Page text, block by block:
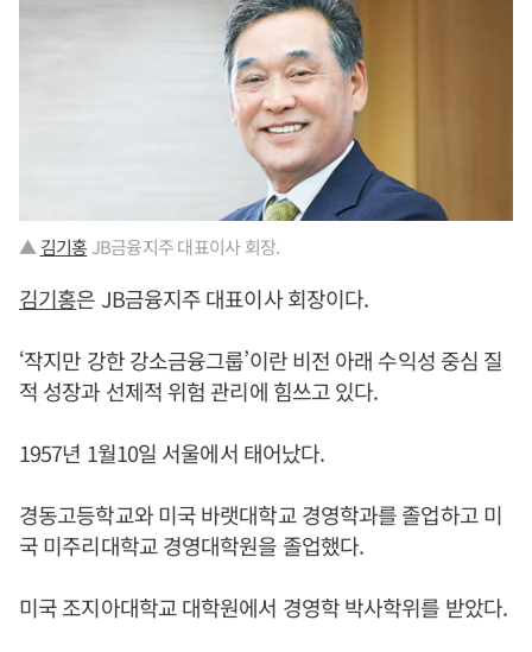
▲ 김기홍 JB금융지주 대표이사 회장.
김기홍은 JB금융지주 대표이사 회장이다.
‘작지만 강한 강소금융그룹’이란 비전 아래 수익성 중심 질
적 성장과 선제적 위험 관리에 힘쓰고 있다.
1957년 1월10일 서울에서 태어났다.
경동고등학교와 미국 바랫대학교 경영학과를 졸업하고 미
국 미주리대학교 경영대학원을 졸업했다.
미국 조지아대학교 대학원에서 경영학 박사학위를 받았다.